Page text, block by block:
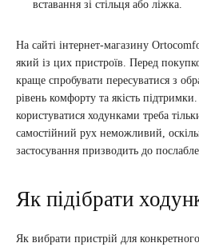
вставання зі стільця або ліжка.
На сайті інтернет-магазину
який із цих пристроїв. Перед
краще спробувати пересуватися з
рівень комфорту та якість
користуватися ходунками треба
самостійний рух неможливий,
застосування призводить до
Як підібрати
Як вибрати пристрій для